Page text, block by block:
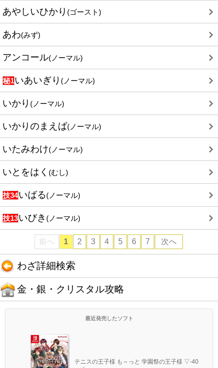
あやしいひかり (ゴースト)
あわ(みず)
アンコール(ノーマル)
秘1いあいぎり (ノーマル)
いかり (ノーマル)
いかりのまえば(ノーマル)
いたみわけ(ノーマル)
いとをはく (むし)
技34いばる(ノーマル)
技13いびき (ノーマル)
前へ 1 2 3 4 5 6 7 次へ
わざ詳細検索
金・銀・クリスタル攻略
最近発売したソフト
テニスの王子様 も～っと 学園祭の王子様 ▽-40